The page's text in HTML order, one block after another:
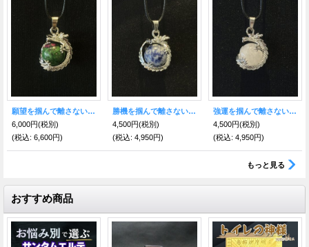
願望を掴んで離さない！ 情熱と不屈の力で未来を切り拓くドラゴンペンダント★ルビーインゾイサイト
6,000円(税別)
(税込: 6,600円)
勝機を掴んで離さない！ 迷いを断ち切り成功へ導くドラゴンペンダント★ソーダライト
4,500円(税別)
(税込: 4,950円)
強運を掴んで離さない！浄化の力で最上級の幸運を呼び込むドラゴンペンダント★クリスタル（水晶）
4,500円(税別)
(税込: 4,950円)
もっと見る
おすすめ商品